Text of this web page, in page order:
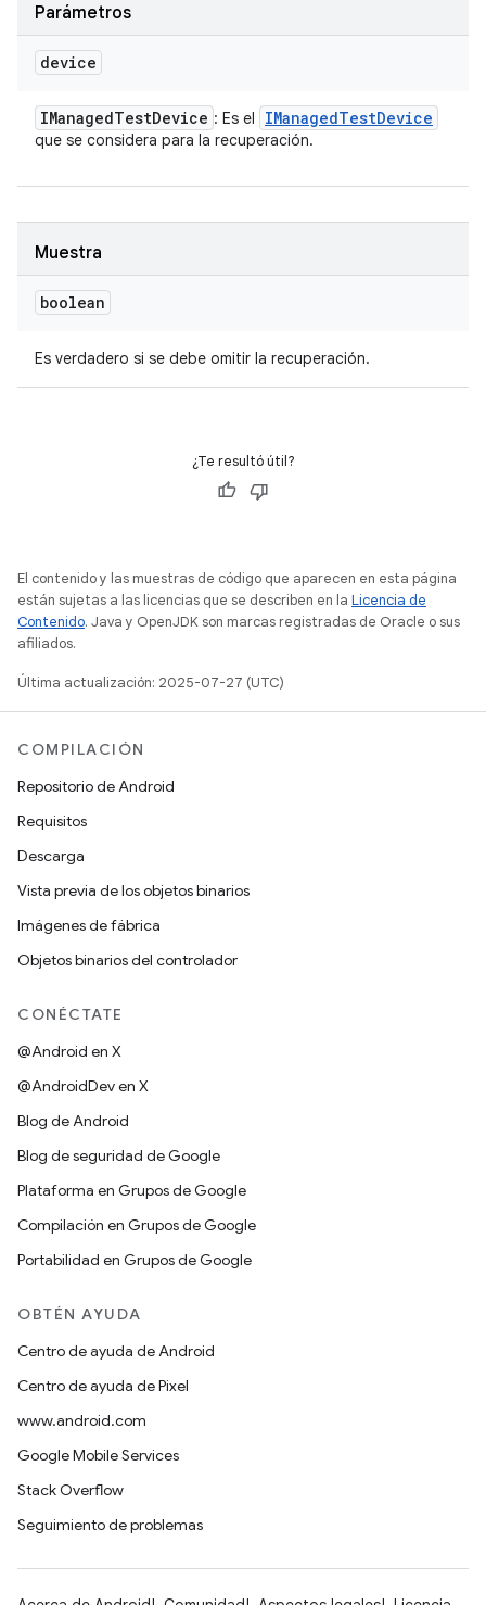
Parámetros
device
IManagedTestDevice : Es el IManagedTestDevice
que se considera para la recuperación.
Muestra
boolean
Es verdadero si se debe omitir la recuperación.
¿Te resultó útil?
El contenido y las muestras de código que aparecen en esta página
están sujetas a las licencias que se describen en la Licencia de
Contenido. Java y OpenJDK son marcas registradas de Oracle o sus
afiliados.
Última actualización: 2025-07-27 (UTC)
COMPILACIÓN
Repositorio de Android
Requisitos
Descarga
Vista previa de los objetos binarios
Imágenes de fábrica
Objetos binarios del controlador
CONÉCTATE
@Android en X
@AndroidDev en X
Blog de Android
Blog de seguridad de Google
Plataforma en Grupos de Google
Compilación en Grupos de Google
Portabilidad en Grupos de Google
OBTÉN AYUDA
Centro de ayuda de Android
Centro de ayuda de Pixel
www.android.com
Google Mobile Services
Stack Overflow
Seguimiento de problemas